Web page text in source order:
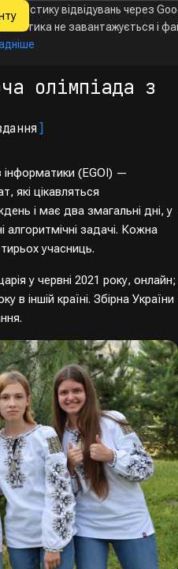
КалендарБаза даних
олімпіада з
]
інформатики (EGOI) —
які цікавляться
і має два змагальні дні, у
алгоритмічні задачі. Кожна
учасниць.
у червні 2021 року, онлайн;
в іншій країні. Збірна України
відвідувань через
не завантажується і